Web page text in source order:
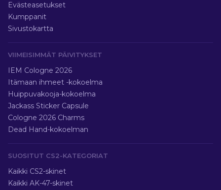
Evästeasetukset
Kumppanit
Sivustokartta
VIIMEISIMMÄT PÄIVITYKSET
IEM Cologne 2026
Itämaan ihmeet -kokoelma
Huippuvakooja-kokoelma
Jackass Sticker Capsule
Cologne 2026 Charms
Dead Hand-kokoelman
SUOSITUT CS2-KATEGORIAT
Kaikki CS2-skinet
Kaikki AK-47-skinet